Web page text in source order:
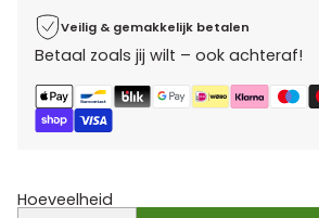
Veilig & gemakkelijk betalen
Betaal zoals jij wilt – ook achteraf!
Hoeveelheid